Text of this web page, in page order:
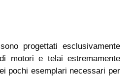
sono progettati esclusivamente
motori e telai estremamente
pochi esemplari necessari per